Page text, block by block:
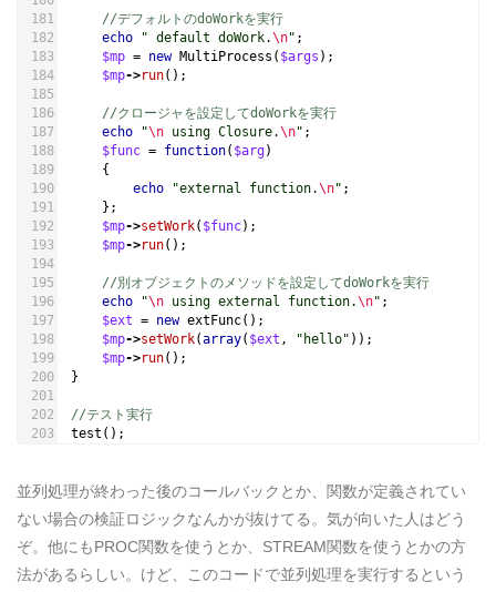
//デフォルトのdoWorkを実行
echo
" default doWork.\n" ;
$mp = new MultiProcess ( $args );
$mp->run();
//クロージャを設定してdoWorkを実行
echo
"\n using Closure.\n" ;
$func = function( $arg)
{
echo
"external function.\n" ;
};
$mp->setWork( $func);
$mp->run();
//別オブジェクトのメソッドを設定してdoWorkを実行
echo
"\n using external function.\n" ;
$ext = new extFunc();
$mp->setWork(array( $ext , "hello" ));
$mp->run();
}
//テスト実行
test ();
並列処理が終わった後のコールバックとか、関数が定義されてい
ない場合の検証ロジックなんかが抜けてる。気が向いた人はどう
ぞ。他にもPROC関数を使うとか、STREAM関数を使うとかの方
法があるらしい。けど、このコードで並列処理を実行するという